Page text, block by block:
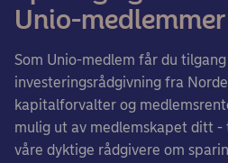
Unio-medlemmer
Som Unio-medlem får du
investeringsrådgivning fra
kapitalforvalter og
mulig ut av medlemskapet ditt -
våre dyktige rådgivere om